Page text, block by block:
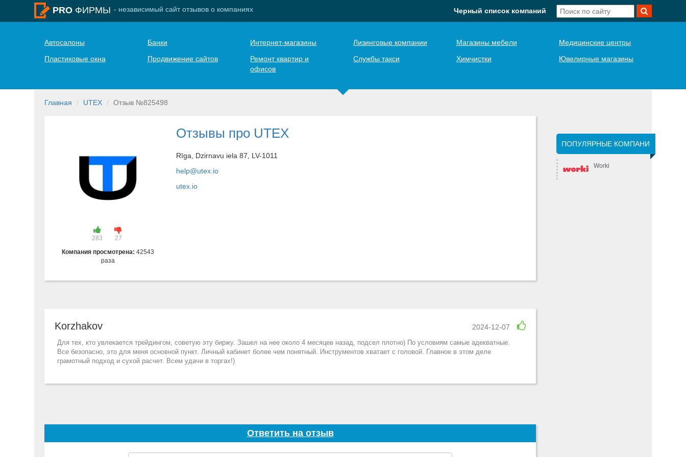
PRO ФИРМЫ - независимый сайт отзывов о компаниях Черный список компаний
Автосалоны Банки Интернет-магазины Лизинговые компании Магазины мебели
Медицинские центры
Пластиковые окна
Продвижение сайтов
Ремонт квартир и
офисов
Службы такси Химчистки Ювелирные магазины
Главная UTEX Отзыв №825498
283
27
Компания просмотрена: 42543
раза
Отзывы про UTEX
Rīga, Dzirnavu iela 87, LV-1011
help@utex.io
utex.io
Korzhakov 2024-12-07
Для тех, кто увлекается трейдингом, советую эту биржу. Зашел на нее около 4 месяцев назад, подсел плотно) По условиям самые адекватные.
Все безопасно, это для меня основной пункт. Личный кабинет более чем понятный. Инструментов хватает с головой. Главное в этом деле
грамотный подход и сухой расчет. Всем удачи в торгах!)
Ответить на отзыв
ПОПУЛЯРНЫЕ КОМПАНИ
Worki